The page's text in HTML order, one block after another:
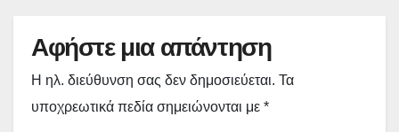
Αφήστε μια απάντηση
Η ηλ. διεύθυνση σας δεν δημοσιεύεται. Τα
υποχρεωτικά πεδία σημειώνονται με *